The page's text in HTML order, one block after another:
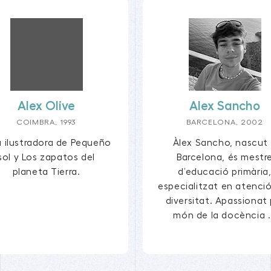
Alex Olive
COIMBRA, 1993
ilustradora de Pequeño
y Los zapatos del
planeta Tierra.
Alex Sancho
BARCELONA, 2002
Àlex Sancho, nascut
Barcelona, és
d’educació primària,
especialitzat en
diversitat. Apassionat
món de la docència